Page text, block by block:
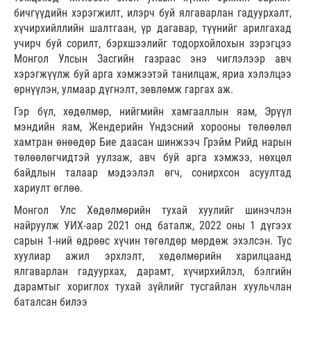
бичгүүдийн хэрэгжилт, илэрч буй ялгаварлан гадуурхалт,
хүчирхийллийн шалтгаан, үр дагавар, түүнийг арилгахад
учирч буй сорилт, бэрхшээлийг тодорхойлохын зэрэгцээ
Монгол Улсын Засгийн газраас энэ чиглэлээр авч
хэрэгжүүлж буй арга хэмжээтэй танилцаж, яриа хэлэлцээ
өрнүүлэн, улмаар дүгнэлт, зөвлөмж гаргах аж.
Гэр бүл, хөдөлмөр, нийгмийн хамгааллын яам, Эрүүл
мэндийн яам, Жендерийн Үндэсний хорооны төлөөлөл
хамтран өнөөдөр Бие даасан шинжээч Грэйм Рийд нарын
төлөөлөгчидтэй уулзаж, авч буй арга хэмжээ, нөхцөл
байдлын талаар мэдээлэл өгч, сонирхсон асуултад
хариулт өглөө.
Монгол Улс Хөдөлмөрийн тухай хуулийг шинэчлэн
найруулж УИХ-аар 2021 онд баталж, 2022 оны 1 дүгээх
сарын 1-ний өдрөөс хүчин төгөлдөр мөрдөж эхэлсэн. Тус
хуулиар ажил эрхлэлт, хөдөлмөрийн харилцаанд
ялгаварлан гадуурхах, дарамт, хүчирхийлэл, бэлгийн
дарамтыг хориглох тухай зүйлийг тусгайлан хуульчлан
баталсан билээ